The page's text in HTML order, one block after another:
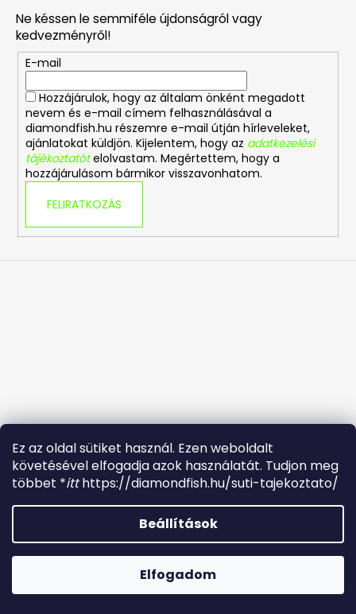
Ez az oldal sütiket használ. Ezen weboldalt
követésével elfogadja azok használatát. Tudjon meg
többet *itt https://diamondfish.hu/suti-tajekoztato/
Beállítások
Elfogadom
Kérdésed van ? Fordulj hozzánk bizalommal.
ugyfelszolgalat.diamondfish@gmail.com Bemutatóterem
Ne késsen le semmiféle újdonságról vagy
kedvezményről!
E-mail
Hozzájárulok, hogy az általam önként megadott
nevem és e-mail címem felhasználásával a
diamondfish.hu részemre e-mail útján hírleveleket,
ajánlatokat küldjön. Kijelentem, hogy az adatkezelési
tájékoztatót elolvastam. Megértettem, hogy a
hozzájárulásom bármikor visszavonhatom.
FELIRATKOZÁS
Shoptet készítette